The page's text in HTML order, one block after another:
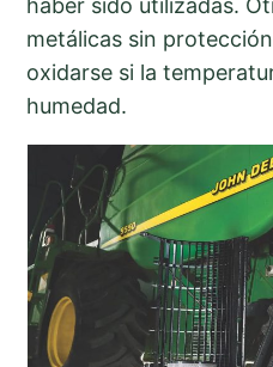
metálicas sin
oxidarse si la
humedad.